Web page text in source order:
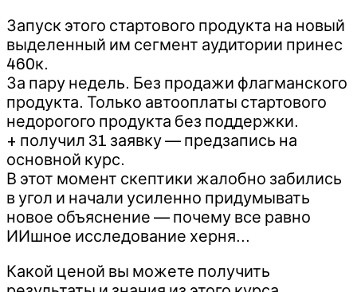
Запуск этого стартового продукта на новый
выделенный им сегмент аудитории принес
460к.
За пару недель. Без продажи флагманского
продукта. Только автооплаты стартового
недорогого продукта без поддержки.
+ получил 31 заявку — предзапись на
основной курс.
В этот момент скептики жалобно забились
в угол и начали усиленно придумывать
новое объяснение — почему все равно
ИИшное исследование херня…
Какой ценой вы можете получить